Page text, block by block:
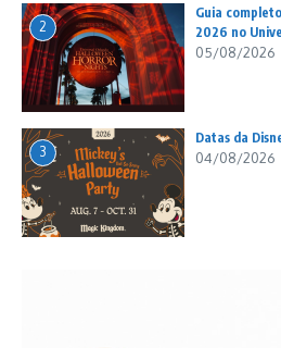
2
Guia
2026 no
05/08/2026
3
Datas da
04/08/2026